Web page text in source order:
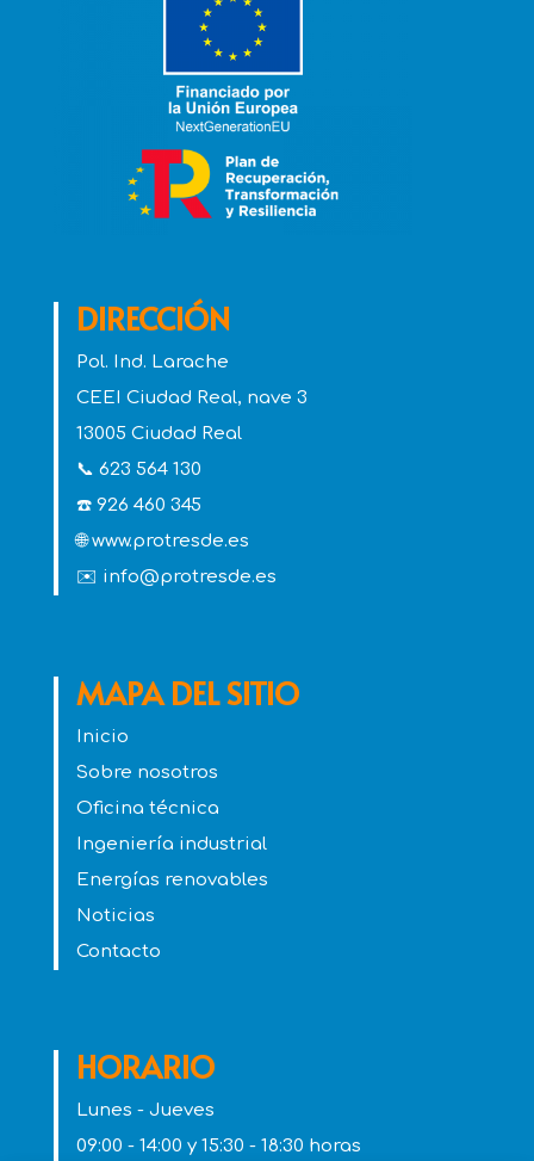
DIRECCIÓN
Pol. Ind. Larache
CEEI Ciudad Real, nave 3
13005 Ciudad Real
📞 623 564 130
☎️ 926 460 345
🌐 www.protresde.es
✉️ info@protresde.es
MAPA DEL SITIO
Inicio
Sobre nosotros
Oficina técnica
Ingeniería industrial
Energías renovables
Noticias
Contacto
HORARIO
Lunes - Jueves
09:00 - 14:00 y 15:30 - 18:30 horas